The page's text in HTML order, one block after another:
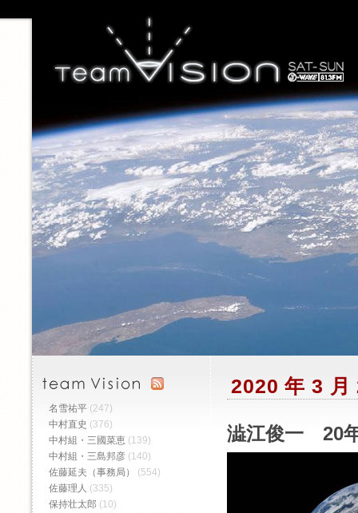
2020 年 3 月
澁江俊一 20
名雪祐平 (247)
中村直史 (376)
中村組・三國菜恵 (139)
中村組・三島邦彦 (140)
佐藤延夫（事務局）
(554)
佐藤理人 (335)
保持壮太郎 (10)